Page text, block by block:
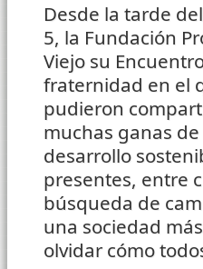
Desde la tarde
5, la Fundación
Viejo su
fraternidad en el
pudieron
muchas ganas
desarrollo
presentes, entre
búsqueda de
una sociedad
olvidar cómo